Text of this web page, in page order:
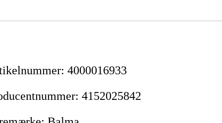
: 4000016933
: 4152025842